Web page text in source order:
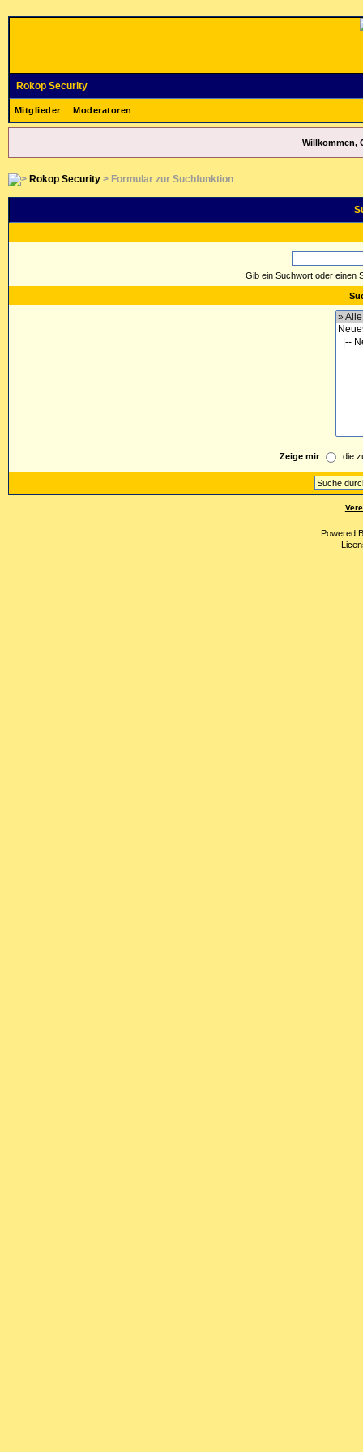
Rokop Security
Mitglieder Moderatoren
Willkommen,
Rokop Security> Formular zur Suchfunktion
Gib ein Suchwort oder einen
Zeige mir die
Powered